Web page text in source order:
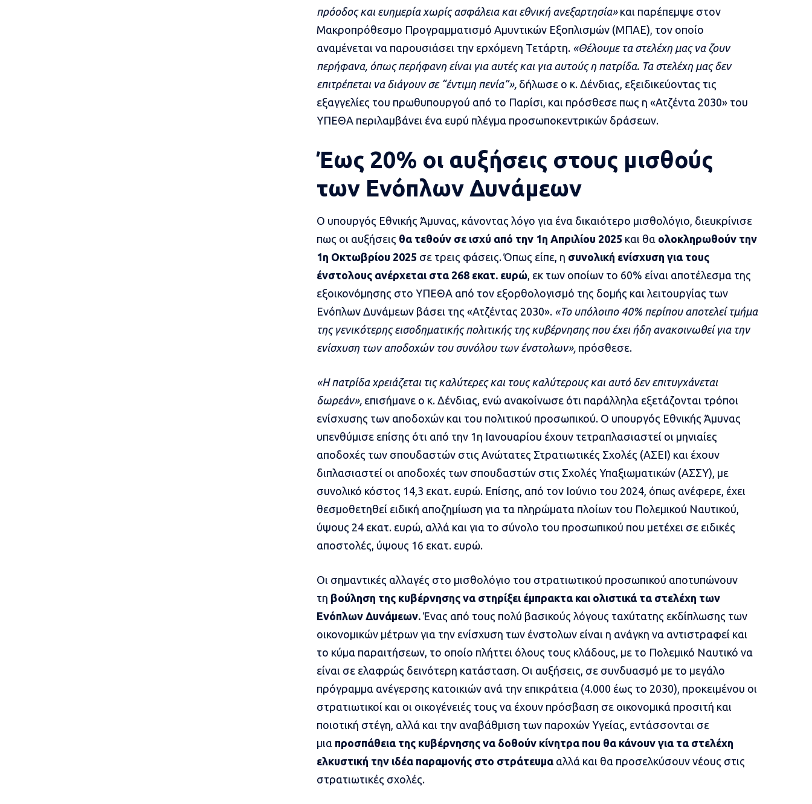
πρόοδος και ευημερία χωρίς ασφάλεια και εθνική ανεξαρτησία»και παρέπεμψε στον
Μακροπρόθεσμο Προγραμματισμό Αμυντικών Εξοπλισμών (ΜΠΑΕ), τον οποίο
αναμένεται να παρουσιάσει την ερχόμενη Τετάρτη. «Θέλουμε τα στελέχη μας να ζουν
περήφανα, όπως περήφανη είναι για αυτές και για αυτούς η πατρίδα. Τα στελέχη μας δεν
επιτρέπεται να διάγουν σε “έντιμη πενία”»,δήλωσε ο κ. Δένδιας, εξειδικεύοντας τις
εξαγγελίες του πρωθυπουργού από το Παρίσι, και πρόσθεσε πως η «Ατζέντα 2030» του
ΥΠΕΘΑ περιλαμβάνει ένα ευρύ πλέγμα προσωποκεντρικών δράσεων.
Έως 20% οι αυξήσεις στους μισθούς
των Ενόπλων Δυνάμεων
O υπουργός Εθνικής Άμυνας, κάνοντας λόγο για ένα δικαιότερο μισθολόγιο, διευκρίνισε
πως οι αυξήσεις θα τεθούν σε ισχύ από την 1η Απριλίου 2025 και θα ολοκληρωθούν την
1η Οκτωβρίου 2025 σε τρεις φάσεις. Όπως είπε, η συνολική ενίσχυση για τους
ένστολους ανέρχεται στα 268 εκατ. ευρώ, εκ των οποίων το 60% είναι αποτέλεσμα της
εξοικονόμησης στο ΥΠΕΘΑ από τον εξορθολογισμό της δομής και λειτουργίας των
Ενόπλων Δυνάμεων βάσει της «Ατζέντας 2030». «Το υπόλοιπο 40% περίπου αποτελεί τμήμα
της γενικότερης εισοδηματικής πολιτικής της κυβέρνησης που έχει ήδη ανακοινωθεί για την
ενίσχυση των αποδοχών του συνόλου των ένστολων», πρόσθεσε.
«Η πατρίδα χρειάζεται τις καλύτερες και τους καλύτερους και αυτό δεν επιτυγχάνεται
δωρεάν», επισήμανε ο κ. Δένδιας, ενώ ανακοίνωσε ότι παράλληλα εξετάζονται τρόποι
ενίσχυσης των αποδοχών και του πολιτικού προσωπικού. Ο υπουργός Εθνικής Άμυνας
υπενθύμισε επίσης ότι από την 1η Ιανουαρίου έχουν τετραπλασιαστεί οι μηνιαίες
αποδοχές των σπουδαστών στις Ανώτατες Στρατιωτικές Σχολές (ΑΣΕΙ) και έχουν
διπλασιαστεί οι αποδοχές των σπουδαστών στις Σχολές Υπαξιωματικών (ΑΣΣΥ), με
συνολικό κόστος 14,3 εκατ. ευρώ. Επίσης, από τον Ιούνιο του 2024, όπως ανέφερε, έχει
θεσμοθετηθεί ειδική αποζημίωση για τα πληρώματα πλοίων του Πολεμικού Ναυτικού,
ύψους 24 εκατ. ευρώ, αλλά και για το σύνολο του προσωπικού που μετέχει σε ειδικές
αποστολές, ύψους 16 εκατ. ευρώ.
Οι σημαντικές αλλαγές στο μισθολόγιο του στρατιωτικού προσωπικού αποτυπώνουν
τη βούληση της κυβέρνησης να στηρίξει έμπρακτα και ολιστικά τα στελέχη των
Ενόπλων Δυνάμεων.Ένας από τους πολύ βασικούς λόγους ταχύτατης εκδίπλωσης των
οικονομικών μέτρων για την ενίσχυση των ένστολων είναι η ανάγκη να αντιστραφεί και
το κύμα παραιτήσεων, το οποίο πλήττει όλους τους κλάδους, με το Πολεμικό Ναυτικό να
είναι σε ελαφρώς δεινότερη κατάσταση. Οι αυξήσεις, σε συνδυασμό με το μεγάλο
πρόγραμμα ανέγερσης κατοικιών ανά την επικράτεια (4.000 έως το 2030), προκειμένου οι
στρατιωτικοί και οι οικογένειές τους να έχουν πρόσβαση σε οικονομικά προσιτή και
ποιοτική στέγη, αλλά και την αναβάθμιση των παροχών Υγείας, εντάσσονται σε
μια προσπάθεια της κυβέρνησης να δοθούν κίνητρα που θα κάνουν για τα στελέχη
ελκυστική την ιδέα παραμονής στο στράτευμααλλά και θα προσελκύσουν νέους στις
στρατιωτικές σχολές.